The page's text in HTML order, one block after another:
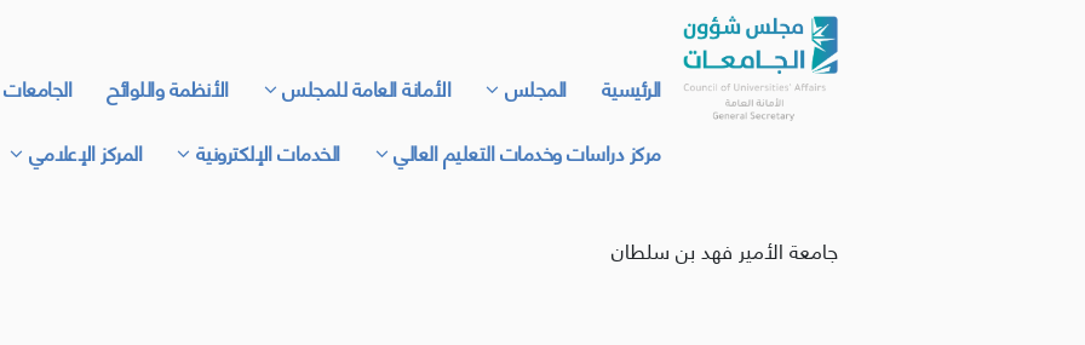
الرئيسية المجلس الأمانة العامة للمجلس الأنظمة واللوائح
مركز دراسات وخدمات التعليم العالي
الخدمات الإلكترونية المركز الإعلامي
جامعة الأمير فهد بن سلطان